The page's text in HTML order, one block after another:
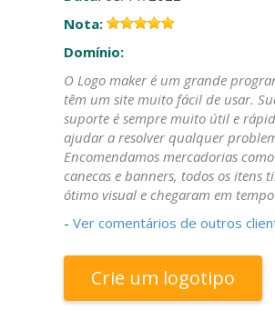
Nota:
Domínio:
O Logo maker é um grande
têm um site muito fácil de usar.
suporte é sempre muito útil e
ajudar a resolver qualquer
Encomendamos mercadorias
canecas e banners, todos os itens
ótimo visual e chegaram em
- Ver comentários de outros
Crie um logotipo